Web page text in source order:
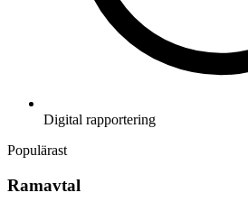
Digital rapportering
Populärast
Ramavtal